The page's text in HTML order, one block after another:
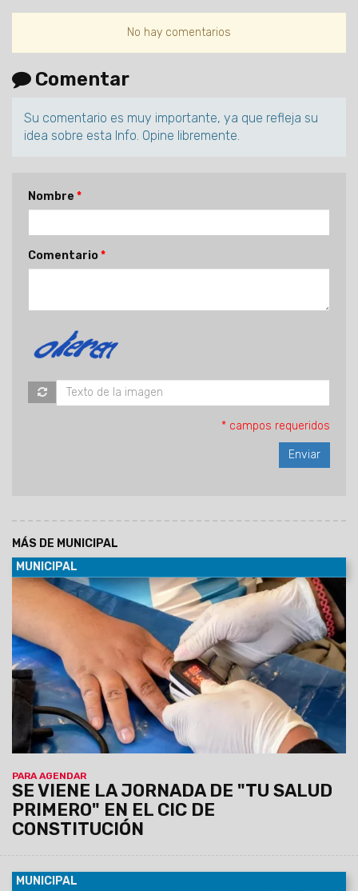
No hay comentarios
Comentar
Su comentario es muy importante, ya que refleja su
idea sobre esta Info. Opine libremente.
Nombre
Comentario
* campos requeridos
MÁS DE MUNICIPAL
MUNICIPAL
PARA AGENDAR
SE VIENE LA JORNADA DE "TU SALUD
PRIMERO" EN EL CIC DE
CONSTITUCIÓN
07/08/2026 Será el viernes 7 de agosto de 9 a 12 en el
predio municipal de zona este. Habrá servicios médicos,
odontológicos, nutricionistas, enfermería y otros. La atención
será por orden de llegada y estará destinada a vecinos de la
zona que requieran controles y asesoramiento en salud.
MUNICIPAL